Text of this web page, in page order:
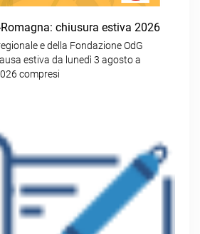
chiusura estiva 2026
e della Fondazione OdG
estiva da lunedì 3 agosto a
compresi